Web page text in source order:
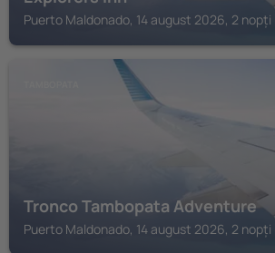
Puerto Maldonado, 14 august 2026, 2 nopți
Tronco Tambopata Adventure
Puerto Maldonado, 14 august 2026, 2 nopți